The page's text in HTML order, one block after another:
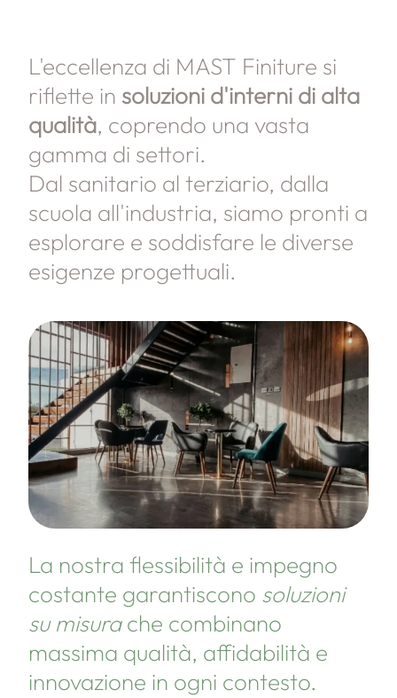
L'eccellenza di MAST Finiture si
riflette in soluzioni d'interni di alta
qualità, coprendo una vasta
gamma di settori.
Dal sanitario al terziario, dalla
scuola all'industria, siamo pronti a
esplorare e soddisfare le diverse
esigenze progettuali.
La nostra flessibilità e impegno
costante garantiscono soluzioni
su misurache combinano
massima qualità, affidabilità e
innovazione in ogni contesto.